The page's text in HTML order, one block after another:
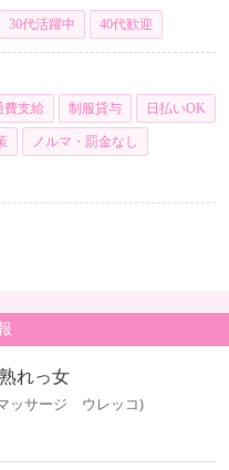
30代活躍中 40代歓迎
費支給 制服貸与 日払いOK
ノルマ・罰金なし
れっ女
ッサージ ウレッコ)